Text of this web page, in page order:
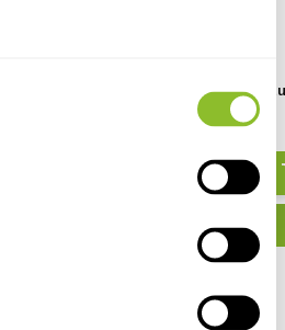
Nestkast koolmees